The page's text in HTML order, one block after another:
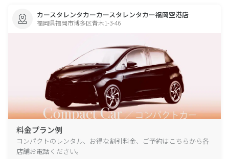
カースタレンタカーカースタレンタカー福岡空港店
福岡県福岡市博多区青木1-3-46
料金プラン例
コンパクトのレンタル、お得な割引料金、ご予約はこちらから各
店舗お電話ください。